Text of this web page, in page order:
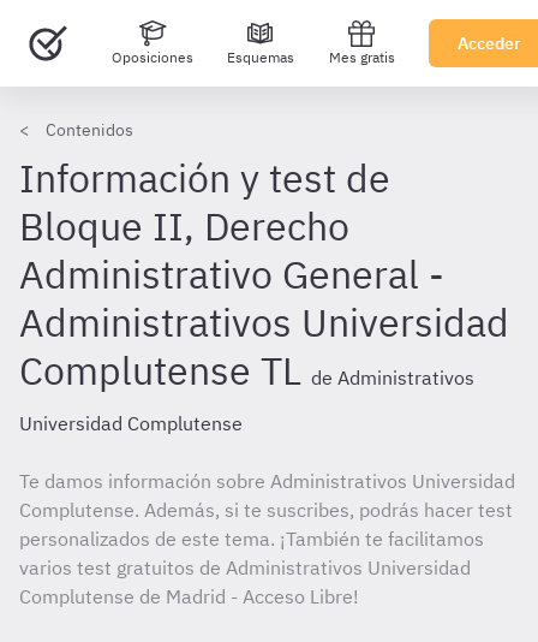
Oposiciones Esquemas Mes gratis
Acceder
Contenidos
Información y test de
Bloque II, Derecho
Administrativo General -
Administrativos Universidad
Complutense TL de Administrativos
Universidad Complutense
Te damos información sobre Administrativos Universidad
Complutense. Además, si te suscribes, podrás hacer test
personalizados de este tema. ¡También te facilitamos
varios test gratuitos de Administrativos Universidad
Complutense de Madrid - Acceso Libre!